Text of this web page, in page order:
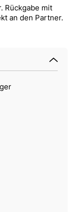
Rückgabe mit
an den Partner.